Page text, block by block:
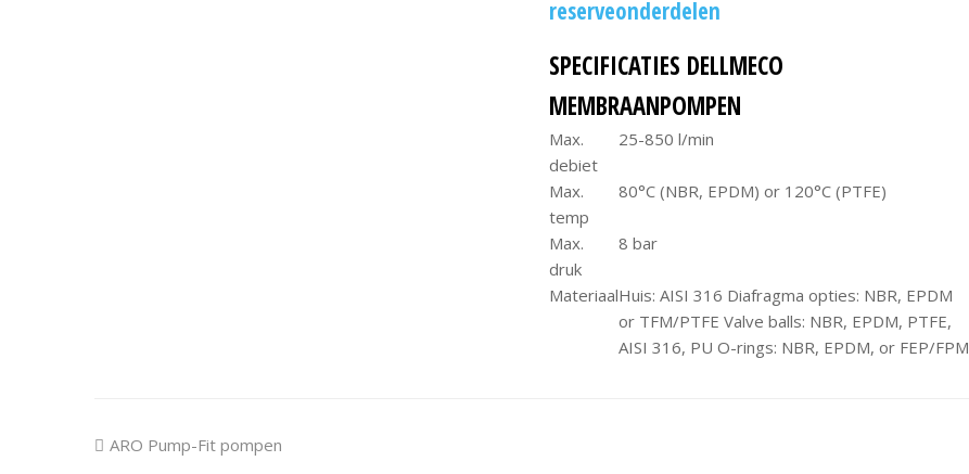
reserveonderdelen
SPECIFICATIES DELLMECO
MEMBRAANPOMPEN
Max.
debiet
25-850 l/min
Max.
temp
80°C (NBR, EPDM) or 120°C (PTFE)
Max.
druk
8 bar
MateriaalHuis: AISI 316 Diafragma opties: NBR, EPDM
or TFM/PTFE Valve balls: NBR, EPDM, PTFE,
AISI 316, PU O-rings: NBR, EPDM, or FEP/FPM
previous
ARO Pump-Fit pompen